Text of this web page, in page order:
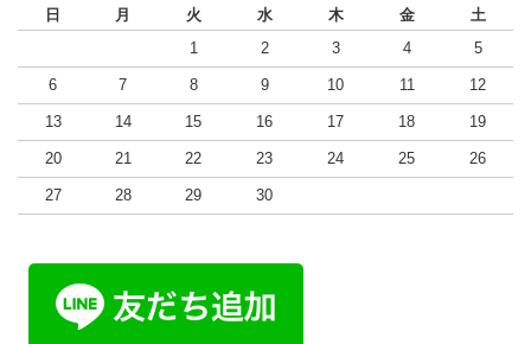
日 月 火 水 木 金
土
1
2 3 4 5
6 7 8 9 10 11 12
13 14 15 16 17 18 19
20 21 22 23 24 25 26
27 28 29 30